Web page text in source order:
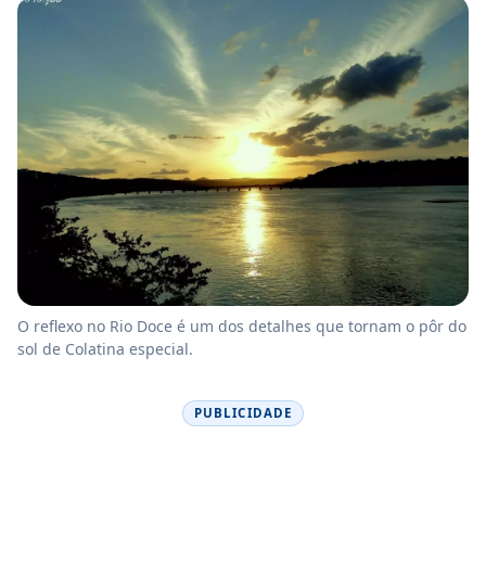
O reflexo no Rio Doce é um dos detalhes que tornam o pôr do
sol de Colatina especial.
PUBLICIDADE